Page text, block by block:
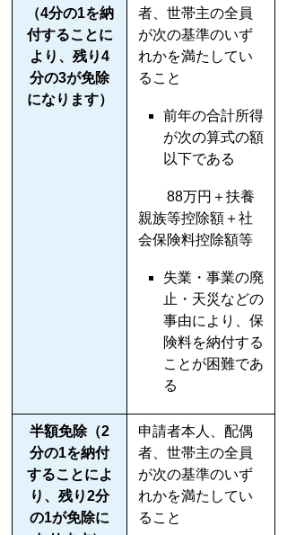
（4分の1を納
付することに
より、残り4
分の3が免除
になります）
者、世帯主の全員
が次の基準のいず
れかを満たしてい
ること
前年の合計所得
が次の算式の額
以下である
88万円＋扶養
親族等控除額＋社
会保険料控除額等
失業・事業の廃
止・天災などの
事由により、保
険料を納付する
ことが困難であ
る
半額免除（2
分の1を納付
することによ
り、残り2分
の1が免除に
申請者本人、配偶
者、世帯主の全員
が次の基準のいず
れかを満たしてい
ること